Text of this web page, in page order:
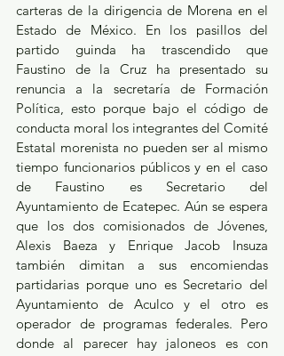
carteras de la dirigencia de Morena en el
Estado de México. En los pasillos del
partido guinda ha trascendido que
Faustino de la Cruz ha presentado su
renuncia a la secretaría de Formación
Política, esto porque bajo el código de
conducta moral los integrantes del Comité
Estatal morenista no pueden ser al mismo
tiempo funcionarios públicos y en el caso
de Faustino es Secretario del
Ayuntamiento de Ecatepec. Aún se espera
que los dos comisionados de Jóvenes,
Alexis Baeza y Enrique Jacob Insuza
también dimitan a sus encomiendas
partidarias porque uno es Secretario del
Ayuntamiento de Aculco y el otro es
operador de programas federales. Pero
donde al parecer hay jaloneos es con